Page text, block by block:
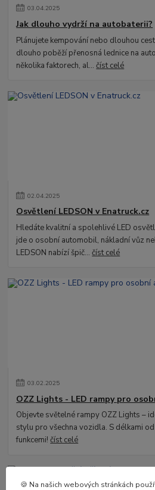
03.04.2025
Jak dlouho vydrží na autobaterii?
Plánujete kempování nebo dlouhou
dlouho poběží přenosná lednice na
několika faktorech, al...číst celé
02.04.2025
Osvětlení LEDSON v Enatruck.cz
Hledáte kvalitní a spolehlivé LED
jde o osobní automobil, nákladní vůz
LEDSON nabízí špič...číst celé
03.02.2025
OZZ Lights - LED rampy pro
Objevte světelné rampy OZZ Lights –
stylu pro všechna vozidla. S délkami
funkcemi!číst celé
🍪 Na našich webových stránkách